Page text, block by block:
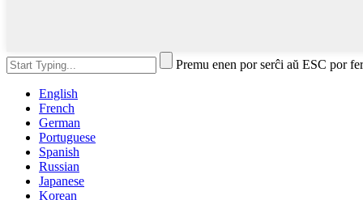
Premu enen por serĉi aŭ ESC por
English
French
German
Portuguese
Spanish
Russian
Japanese
Korean